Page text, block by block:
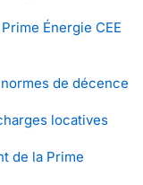
Énergie CEE
de décence
locatives
de la Prime